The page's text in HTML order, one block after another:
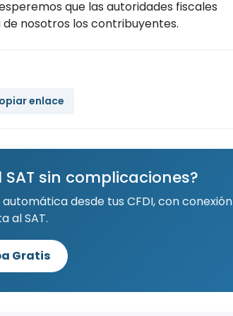
que las autoridades fiscales
nosotros los contribuyentes.
enlace
sin complicaciones?
desde tus CFDI, con conexión
al SAT.
Gratis